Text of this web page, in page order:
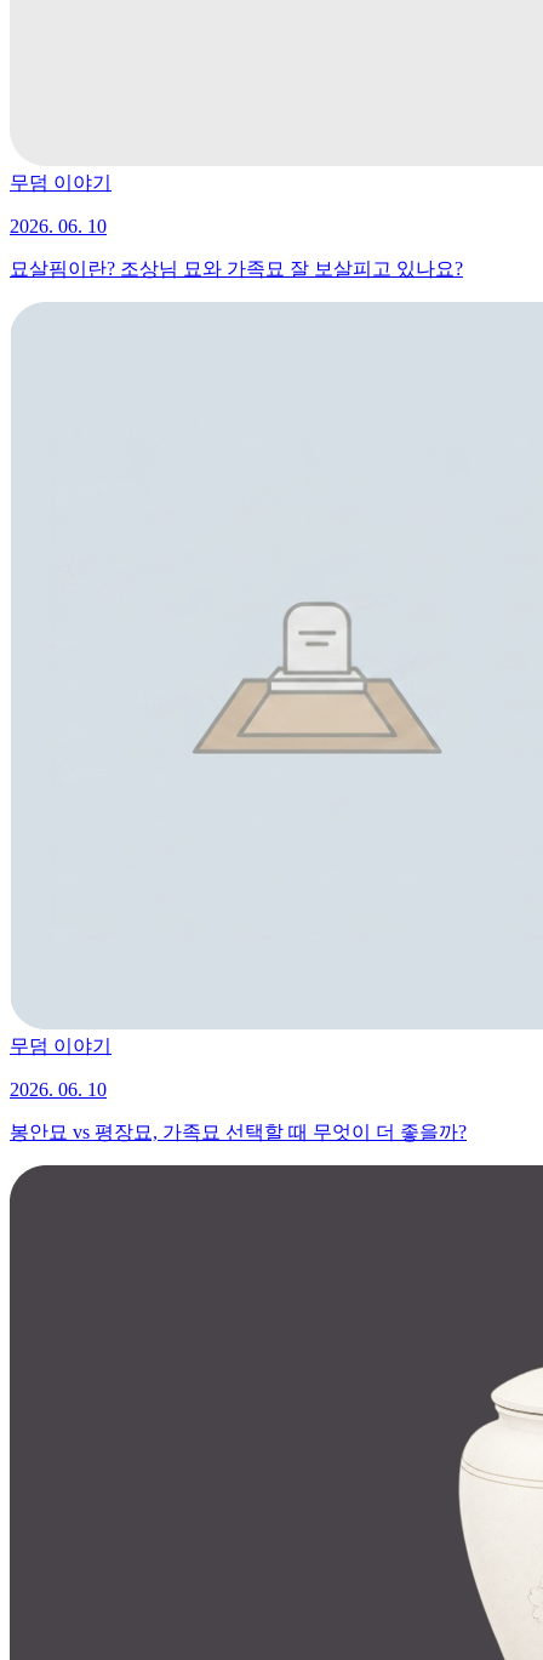
무덤 이야기
2026. 06. 10
묘살핌이란? 조상님 묘와 가족묘 잘 보살피고 있나요?
무덤 이야기
2026. 06. 10
봉안묘 vs 평장묘, 가족묘 선택할 때 무엇이 더 좋을까?